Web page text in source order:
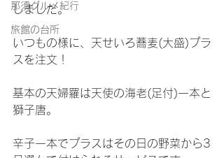
那須グルメ紀行
旅館の台所
しました。
いつもの様に、天せいろ蕎麦(大盛)プラ
スを注文！
基本の天婦羅は天使の海老(足付)一本と
獅子唐。
辛子一本でプラスはその日の野菜から3